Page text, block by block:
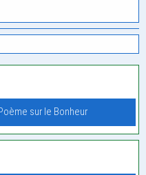
Poème sur le Bonheur